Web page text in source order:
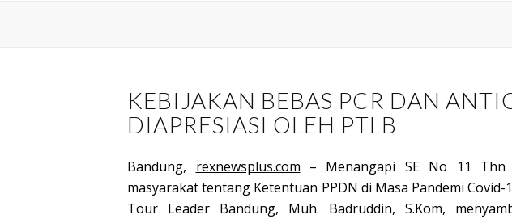
KEBIJAKAN BEBAS PCR DAN
DIAPRESIASI OLEH PTLB
Bandung, rexnewsplus.com – Menangapi SE No 11
masyarakat tentang Ketentuan PPDN di Masa Pandemi
Tour Leader Bandung, Muh. Badruddin, S.Kom,